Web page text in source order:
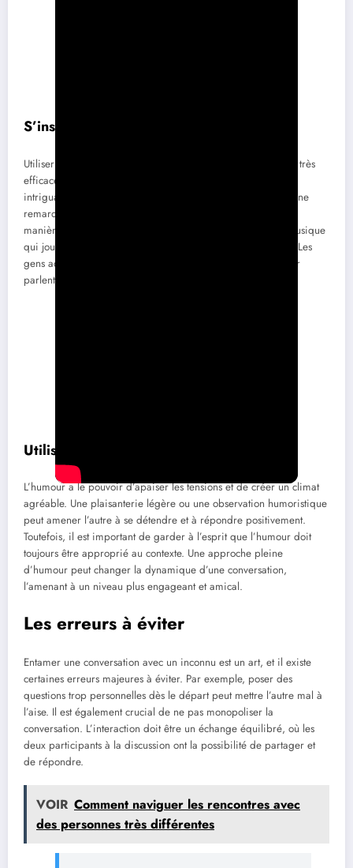
S’inspirer de l’environnement
Utiliser son environnement comme point de départ peut être très
efficace. Que ce soit une musique en fond, une décoration
intriguante ou l’événement qui se déroule, commencer par une
remarque sur le contexte peut introduire la conversation de
manière fluide. Par exemple, faire un commentaire sur la musique
qui joue ou l’œuvre d’art présente peut créer une ouverture. Les
gens adorent partager leur opinion sur des éléments qui leur
parlent.
Utiliser l’humour comme outil
L’humour a le pouvoir d’apaiser les tensions et de créer un climat
agréable. Une plaisanterie légère ou une observation humoristique
peut amener l’autre à se détendre et à répondre positivement.
Toutefois, il est important de garder à l’esprit que l’humour doit
toujours être approprié au contexte. Une approche pleine
d’humour peut changer la dynamique d’une conversation,
l’amenant à un niveau plus engageant et amical.
Les erreurs à éviter
Entamer une conversation avec un inconnu est un art, et il existe
certaines erreurs majeures à éviter. Par exemple, poser des
questions trop personnelles dès le départ peut mettre l’autre mal à
l’aise. Il est également crucial de ne pas monopoliser la
conversation. L’interaction doit être un échange équilibré, où les
deux participants à la discussion ont la possibilité de partager et
de répondre.
VOIR Comment naviguer les rencontres avec
des personnes très différentes